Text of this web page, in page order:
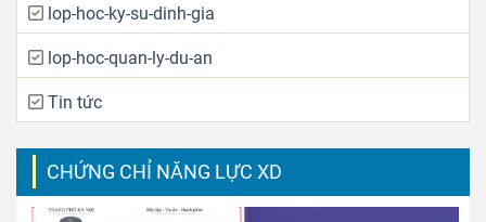
lop-hoc-ky-su-dinh-gia
lop-hoc-quan-ly-du-an
Tin tức
CHỨNG CHỈ NĂNG LỰC XD